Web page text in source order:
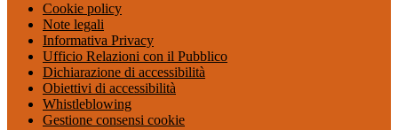
Cookie policy
Note legali
Informativa Privacy
Ufficio Relazioni con il Pubblico
Dichiarazione di accessibilità
Obiettivi di accessibilità
Whistleblowing
Gestione consensi cookie